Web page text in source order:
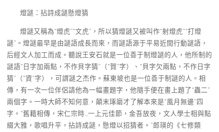
燈謎：拈詩成謎懸燈猜
燈謎又稱為“燈虎”“文虎”，所以猜燈謎又被叫作“射燈虎”“打燈
謎”。燈謎最早是由謎語成長而來，而謎語源于平易近間行動謎語，
后經文人加工而成。聽說王安石就是一位善于制燈謎的人，他所制的
謎語“日字加兩點，不作貝字猜”（“賀”字）、“貝字欠兩點，不作日字
猜”（“資”字），可謂謎之杰作。蘇東坡也是一位善于制謎的人。相
傳，有一次一位伴侶請他為一幅畫題字，他隨手便在畫上題了“蟲二”
兩個字。一時大師不知何意，顛末琢磨才了解本來是“風月無邊”四
字。“舊籍相傳，宋仁宗時…一上元佳節，金吾放夜，文人學士相與點
綴大雅，歌唱升平，拈詩成謎，懸燈以招猜者。”郎瑛的《七修類